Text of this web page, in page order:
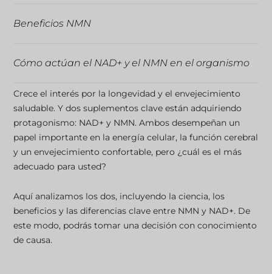
Crece el interés por la longevidad y el envejecimiento
saludable. Y dos suplementos clave están adquiriendo
protagonismo: NAD+ y NMN. Ambos desempeñan un
papel importante en la energía celular, la función cerebral
y un envejecimiento confortable, pero ¿cuál es el más
adecuado para usted?
Aquí analizamos los dos, incluyendo la ciencia, los
beneficios y las diferencias clave entre NMN y NAD+. De
este modo, podrás tomar una decisión con conocimiento
de causa.
Beneficios NMN
Cómo actúan el NAD+ y el NMN en el organismo
Suplementos: ¿Cuál es más eficaz?
NAD+ frente a NMN: ¿cuál es mejor?